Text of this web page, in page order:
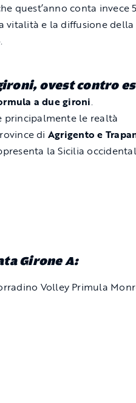
quest’anno conta invece
vitalità e la diffusione della
ovest contro
a due gironi.
principalmente le realtà
di Agrigento e
la Sicilia
Girone A:
Volley Primula